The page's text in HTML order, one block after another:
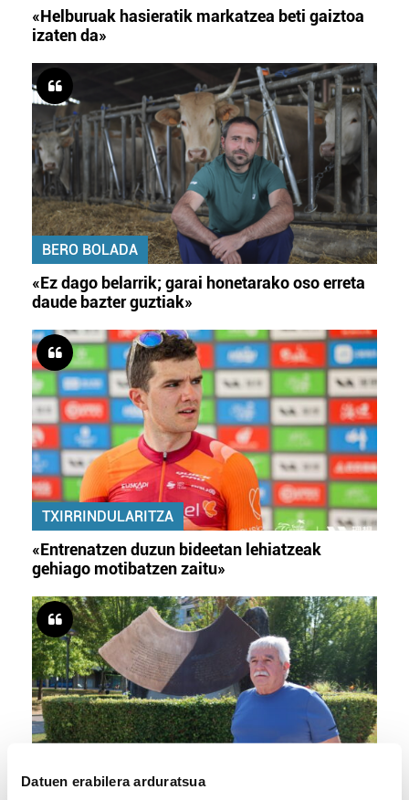
Datuen erabilera arduratsua
«Helburuak hasieratik markatzea beti gaiztoa
izaten da»
BERO BOLADA
«Ez dago belarrik; garai honetarako oso erreta
daude bazter guztiak»
TXIRRINDULARITZA
«Entrenatzen duzun bideetan lehiatzeak
gehiago motibatzen zaitu»
MEMORIA HISTORIKOA